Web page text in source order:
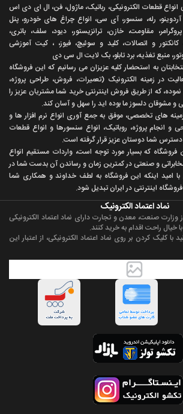
انواع قطعات الکترونیکی، رباتیک، ماژول، فن، ال ای دی اس
رله، سنسور، آی سی، انواع چراغ های خودرو، پنل
مقاومت، خازن، ترانزیستور، دیود، سلف، باتری،
کانکتور و اتصالات، کلید و سوئیچ، فیوز، ، کیت آموزشی
منبع تغذیه، برد تابلو، بک لایت ال سی دی
به استحضار کليه عزيزان می رسانيم که اين فروشگاه
در زمينه الکترونيک (تعميرات، فروش، طراحی پروژه،
نموده، که از طريق فروش اينترنتی خريد شما مشتريان عزيز را
و مشوقان دلسوز ما بوده ايد را سهل و آسان کند.
های تخصصی، موفق به جمع آوری انواع نرم افزار ها و
و انجام پروژه، روباتيک، انواع سنسورها و انواع قطعات
دسترس شما دوستان عزيز قرار گرفته است.
فروشگاه که بسيار مورد توجه است، واردات مستقیم انواع
و صنعتی در کمترين زمان و رساندن آن بدست شما در
اميد اينکه اين فروشگاه به لطف خداوند و همکاری شما
اینترنتی در ایران تبديل شود.
نماد اعتماد الکترونیک
وزارت صنعت، معدن و تجارت دارای نماد اعتماد الکترونیکی
خیال راحت اقدام به خرید کنند.
با کلیک کردن بر روی نماد اعتماد الکترونیکی، از اعتبار این